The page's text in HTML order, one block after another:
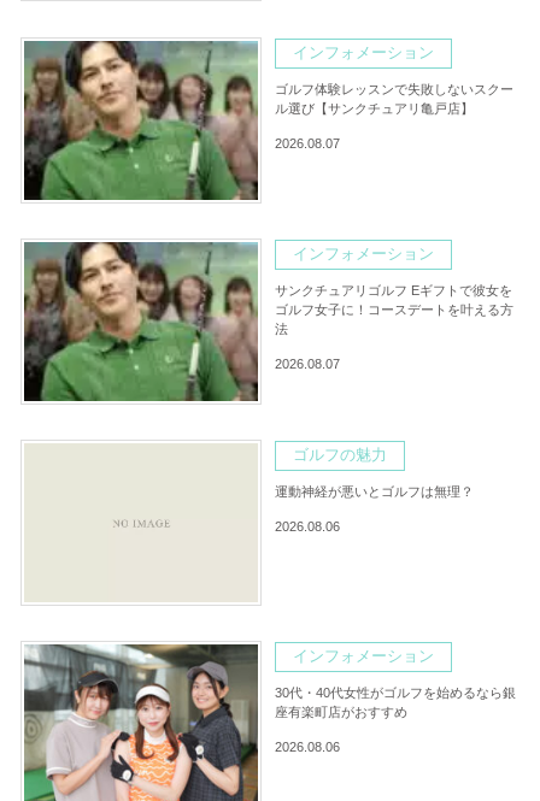
インフォメーション
ゴルフ体験レッスンで失敗しないスクー
ル選び【サンクチュアリ亀戸店】
2026.08.07
インフォメーション
サンクチュアリゴルフ Eギフトで彼女を
ゴルフ女子に！コースデートを叶える方
法
2026.08.07
ゴルフの魅力
運動神経が悪いとゴルフは無理？
2026.08.06
インフォメーション
30代・40代女性がゴルフを始めるなら銀
座有楽町店がおすすめ
2026.08.06